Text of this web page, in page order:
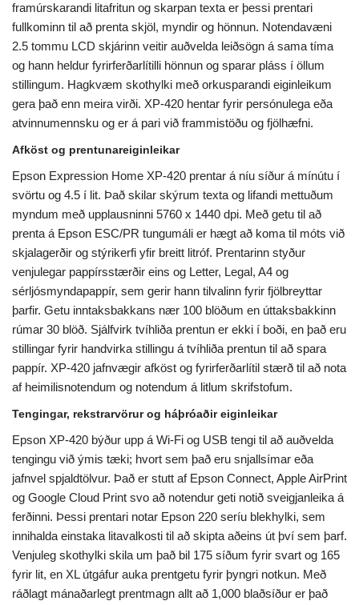
framúrskarandi litafritun og skarpan texta er þessi prentari
fullkominn til að prenta skjöl, myndir og hönnun. Notendavæni
2.5 tommu LCD skjárinn veitir auðvelda leiðsögn á sama tíma
og hann heldur fyrirferðarlítilli hönnun og sparar pláss í öllum
stillingum. Hagkvæm skothylki með orkusparandi eiginleikum
gera það enn meira virði. XP-420 hentar fyrir persónulega eða
atvinnumennsku og er á pari við frammistöðu og fjölhæfni.
Afköst og prentunareiginleikar
Epson Expression Home XP-420 prentar á níu síður á mínútu í
svörtu og 4.5 í lit. Það skilar skýrum texta og lifandi mettuðum
myndum með upplausninni 5760 x 1440 dpi. Með getu til að
prenta á Epson ESC/PR tungumáli er hægt að koma til móts við
skjalagerðir og stýrikerfi yfir breitt litróf. Prentarinn styður
venjulegar pappírsstærðir eins og Letter, Legal, A4 og
sérljósmyndapappír, sem gerir hann tilvalinn fyrir fjölbreyttar
þarfir. Getu inntaksbakkans nær 100 blöðum en úttaksbakkinn
rúmar 30 blöð. Sjálfvirk tvíhliða prentun er ekki í boði, en það eru
stillingar fyrir handvirka stillingu á tvíhliða prentun til að spara
pappír. XP-420 jafnvægir afköst og fyrirferðarlítil stærð til að nota
af heimilisnotendum og notendum á litlum skrifstofum.
Tengingar, rekstrarvörur og háþróaðir eiginleikar
Epson XP-420 býður upp á Wi-Fi og USB tengi til að auðvelda
tengingu við ýmis tæki; hvort sem það eru snjallsímar eða
jafnvel spjaldtölvur. Það er stutt af Epson Connect, Apple AirPrint
og Google Cloud Print svo að notendur geti notið sveigjanleika á
ferðinni. Þessi prentari notar Epson 220 seríu blekhylki, sem
innihalda einstaka litavalkosti til að skipta aðeins út því sem þarf.
Venjuleg skothylki skila um það bil 175 síðum fyrir svart og 165
fyrir lit, en XL útgáfur auka prentgetu fyrir þyngri notkun. Með
ráðlagt mánaðarlegt prentmagn allt að 1,000 blaðsíður er það